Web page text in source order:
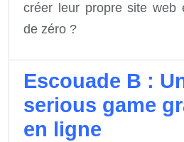
créer leur propre site web
de zéro ?
Escouade B :
serious game
en ligne